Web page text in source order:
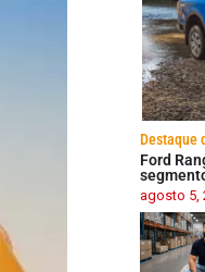
Destaque
Ford
agosto 5,